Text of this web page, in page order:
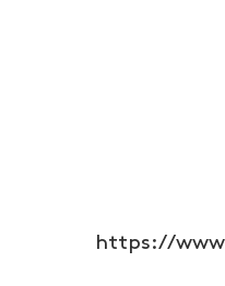
https://